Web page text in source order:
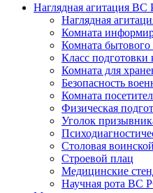
Наглядная агитация ВС
Наглядная
Комната
Комната
Класс подготовки
Комната для
Безопасность
Комната
Физическая
Уголок
Столовая
Строевой плац
Медицинские
Научная рота ВС